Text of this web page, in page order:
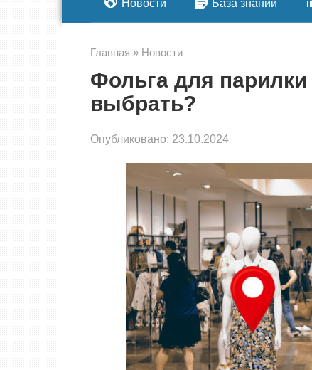
Новости База знаний
Главная » Новости
Фольга для
выбрать?
Опубликовано: 23.10.2024